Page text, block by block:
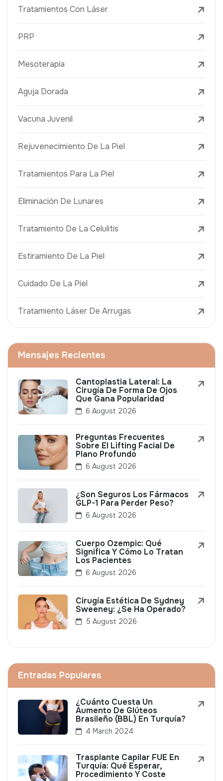
Tratamientos Con Láser
PRP
Mesoterapia
Aguja Dorada
Vacuna Juvenil
Rejuvenecimiento De La Piel
Tratamientos Para La Piel
Eliminación De Lunares
Tratamiento De La Celulitis
Estiramiento De La Piel
Cuidado De La Piel
Tratamiento Láser De Arrugas
Mensajes Recientes
Cantoplastia Lateral: La
Cirugía De Forma De Ojos
Que Gana Popularidad
6 August 2026
Preguntas Frecuentes
Sobre El Lifting Facial De
Plano Profundo
6 August 2026
¿Son Seguros Los Fármacos
GLP-1 Para Perder Peso?
6 August 2026
Cuerpo Ozempic: Qué
Significa Y Cómo Lo Tratan
Los Pacientes
6 August 2026
Cirugía Estética De Sydney
Sweeney: ¿Se Ha Operado?
5 August 2026
Entradas Populares
¿Cuánto Cuesta Un
Aumento De Glúteos
Brasileño (BBL) En Turquía?
4 March 2024
Trasplante Capilar FUE En
Turquía: Qué Esperar,
Procedimiento Y Coste